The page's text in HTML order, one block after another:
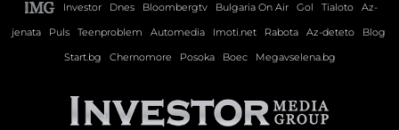
Investor Dnes Bloombergtv Bulgaria On Air Gol Tialoto
Az-
jenata
Puls Teenproblem Automedia Imoti.net Rabota Az-deteto
Blog
Start.bg
Chernomore Posoka Boec Megavselena.bg